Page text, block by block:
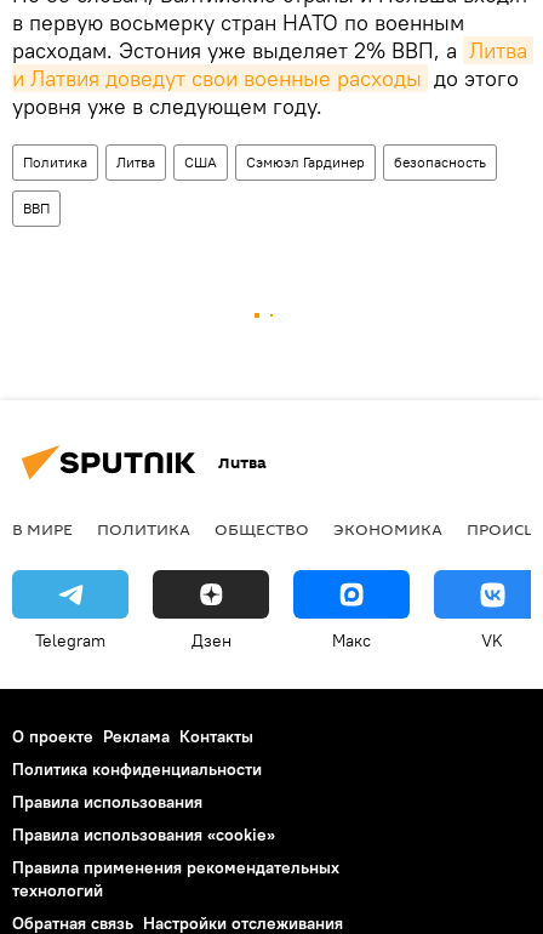
в первую восьмерку стран НАТО по военным
расходам. Эстония уже выделяет 2% ВВП, а Литва
и Латвия доведут свои военные расходы до этого
уровня уже в следующем году.
Политика Литва США Сэмюэл Гардинер безопасность
ВВП
Литва
В МИРЕ ПОЛИТИКА ОБЩЕСТВО ЭКОНОМИКА
Telegram Дзен Макс VK
О проекте Реклама Контакты
Политика конфиденциальности
Правила использования
Правила использования «cookie»
Правила применения рекомендательных
технологий
Обратная связь Настройки отслеживания